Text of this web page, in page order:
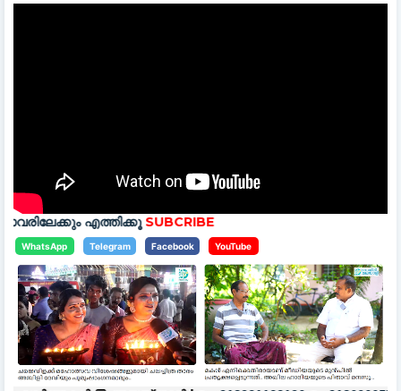
SUBCRIBE
WhatsApp Telegram Facebook YouTube